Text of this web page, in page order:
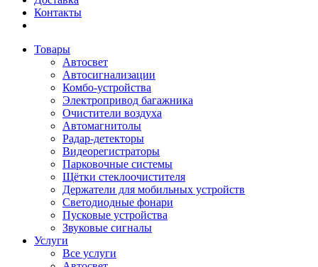
Контакты
Товары
Автосвет
Автосигнализации
Комбо-устройства
Электропривод багажника
Очистители воздуха
Автомагнитолы
Радар-детекторы
Видеорегистраторы
Парковочные системы
Щётки стеклоочистителя
Держатели для мобильных устройств
Светодиодные фонари
Пусковые устройства
Звуковые сигналы
Услуги
Все услуги